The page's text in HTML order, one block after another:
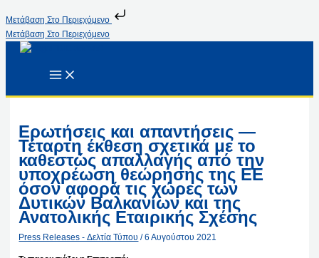
Μετάβαση Στο Περιεχόμενο
Μετάβαση Στο Περιεχόμενο
Ερωτήσεις και απαντήσεις —
Τέταρτη έκθεση σχετικά με το
καθεστώς απαλλαγής από την
υποχρέωση θεώρησης της ΕΕ
όσον αφορά τις χώρες των
Δυτικών Βαλκανίων και της
Ανατολικής Εταιρικής Σχέσης
Press Releases - Δελτία Τύπου /6 Αυγούστου 2021